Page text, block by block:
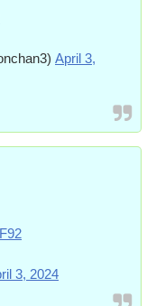
April 3,
3, 2024